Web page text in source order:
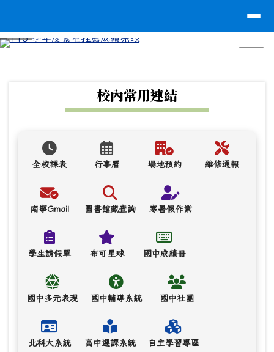
校內常用連結
全校課表 行事曆 場地預約 維修通報
南寧Gmail 圖書館藏查詢 寒暑假作業
學生請假單 布可星球 國中成績冊
國中多元表現 國中輔導系統 國中社團
北科大系統 高中選課系統 自主學習專區